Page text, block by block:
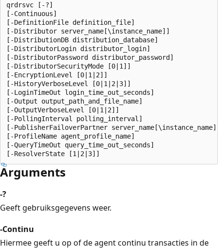
qrdrsvc [-?]
[-Continuous]
[-DefinitionFile definition_file]
[-Distributor server_name[\instance_name]]
[-DistributionDB distribution_database]
[-DistributorLogin distributor_login]
[-DistributorPassword distributor_password]
[-DistributorSecurityMode [0|1]]
[-EncryptionLevel [0|1|2]]
[-HistoryVerboseLevel [0|1|2|3]]
[-LoginTimeOut login_time_out_seconds]
[-Output output_path_and_file_name]
[-OutputVerboseLevel [0|1|2]]
[-PollingInterval polling_interval]
[-PublisherFailoverPartner
[-ProfileName agent_profile_name]
[-QueryTimeOut query_time_out_seconds]
Arguments
-?
Geeft gebruiksgegevens weer.
-Continu
Hiermee geeft u op of de agent continu transacties in de